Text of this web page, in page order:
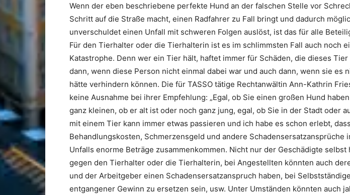
Wenn der eben beschriebene perfekte Hund an der falschen Stelle vor
Schritt auf die Straße macht, einen Radfahrer zu Fall bringt und dadurch
unverschuldet einen Unfall mit schweren Folgen auslöst, ist das für alle
Für den Tierhalter oder die Tierhalterin ist es im schlimmsten Fall auch noch
Katastrophe. Denn wer ein Tier hält, haftet immer für Schäden, die dieses
dann, wenn diese Person nicht einmal dabei war und auch dann, wenn sie es
hätte verhindern können. Die für TASSO tätige Rechtanwältin Ann-Kathrin
keine Ausnahme bei ihrer Empfehlung: „Egal, ob Sie einen großen Hund
ganz kleinen, ob er alt ist oder noch ganz jung, egal, ob Sie in der Stadt oder
mit einem Tier kann immer etwas passieren und ich habe es schon erlebt,
Behandlungskosten, Schmerzensgeld und andere Schadensersatzansprüche
Unfalls enorme Beträge zusammenkommen. Nicht nur der Geschädigte selbst
gegen den Tierhalter oder die Tierhalterin, bei Angestellten könnten auch
und der Arbeitgeber einen Schadensersatzanspruch haben, bei
entgangener Gewinn zu ersetzen sein, usw. Unter Umständen könnten auch